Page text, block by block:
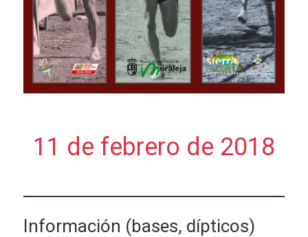
11 de febrero de 2018
Información (bases, dípticos)